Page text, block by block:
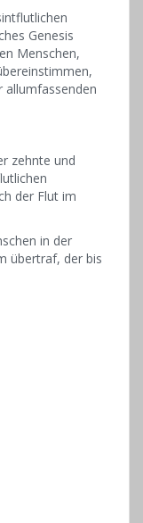
Genesis
Menschen,
allumfassenden
zehnte und
der Flut im
in der
übertraf, der bis